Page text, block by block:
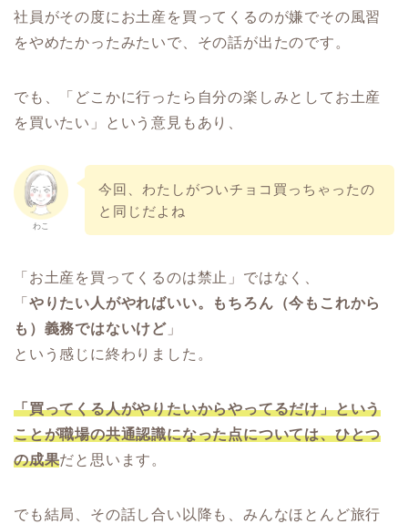
社員がその度にお土産を買ってくるのが嫌でその風習
をやめたかったみたいで、その話が出たのです。
でも、「どこかに行ったら自分の楽しみとしてお土産
を買いたい」という意見もあり、
わこ
今回、わたしがついチョコ買っちゃったの
と同じだよね
「お土産を買ってくるのは禁止」ではなく、
「 やりたい人がやればいい。もちろん（今もこれから
も）義務ではないけど 」
という感じに終わりました。
「買ってくる人がやりたいからやってるだけ」という
ことが職場の共通認識になった点については、ひとつ
の成果だと思います。
でも結局、その話し合い以降も、みんなほとんど旅行